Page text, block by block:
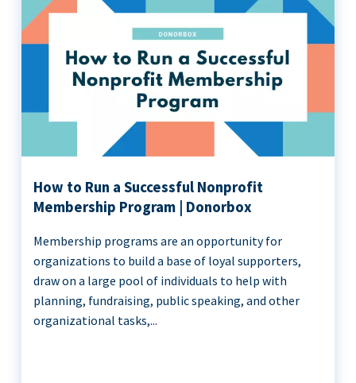
How to Run a Successful Nonprofit
Membership Program | Donorbox
Membership programs are an opportunity for
organizations to build a base of loyal supporters,
draw on a large pool of individuals to help with
planning, fundraising, public speaking, and other
organizational tasks,...